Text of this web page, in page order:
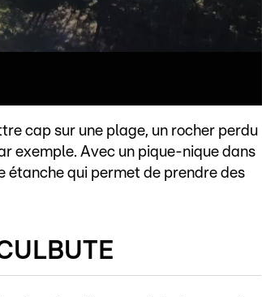
cap sur une plage, un rocher perdu
exemple. Avec un pique-nique dans
étanche qui permet de prendre des